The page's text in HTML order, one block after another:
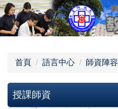
跳
到
主
首頁 語言中心 師資陣容
授課師資